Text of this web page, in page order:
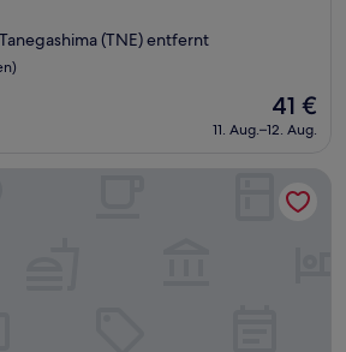
(TNE) entfernt
Der
Preis
beträgt
41 €
11. Aug.–12. Aug.